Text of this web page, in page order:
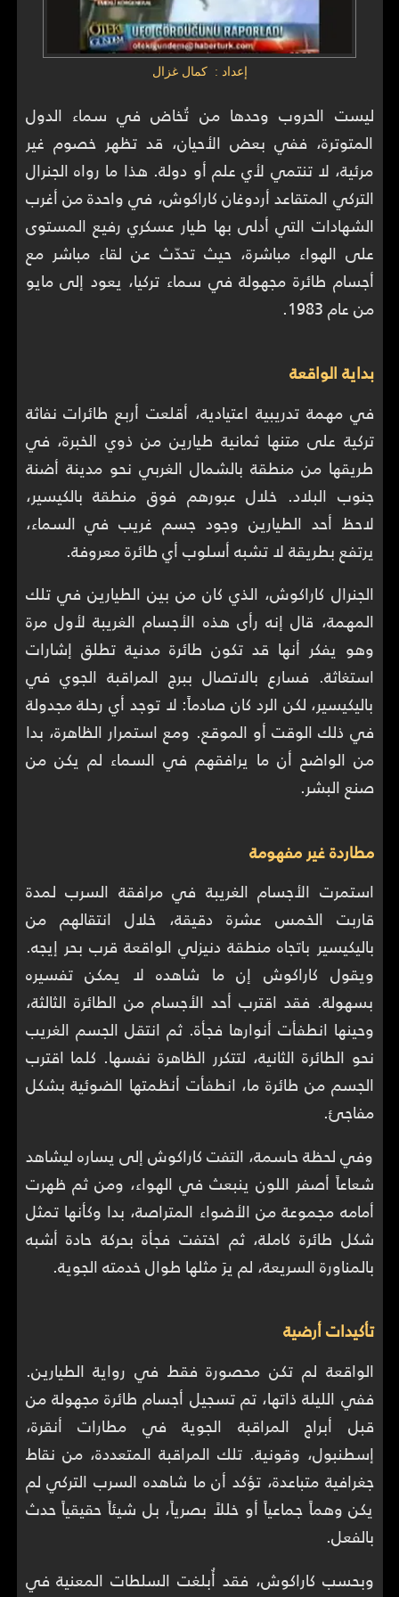
إعداد : كمال غزال
ليست الحروب وحدها من تُخاض في سماء الدول
المتوترة، ففي بعض الأحيان، قد تظهر خصوم غير
مرئية، لا تنتمي لأي علم أو دولة. هذا ما رواه الجنرال
التركي المتقاعد أردوغان كاراكوش، في واحدة من أغرب
الشهادات التي أدلى بها طيار عسكري رفيع المستوى
على الهواء مباشرة، حيث تحدّث عن لقاء مباشر مع
أجسام طائرة مجهولة في سماء تركيا، يعود إلى مايو
من عام 1983.
بداية الواقعة
في مهمة تدريبية اعتيادية، أقلعت أربع طائرات نفاثة
تركية على متنها ثمانية طيارين من ذوي الخبرة، في
طريقها من منطقة بالشمال الغربي نحو مدينة أضنة
جنوب البلاد. خلال عبورهم فوق منطقة بالكيسير،
لاحظ أحد الطيارين وجود جسم غريب في السماء،
يرتفع بطريقة لا تشبه أسلوب أي طائرة معروفة.
الجنرال كاراكوش، الذي كان من بين الطيارين في تلك
المهمة، قال إنه رأى هذه الأجسام الغريبة لأول مرة
وهو يفكر أنها قد تكون طائرة مدنية تطلق إشارات
استغاثة. فسارع بالاتصال ببرج المراقبة الجوي في
باليكيسير، لكن الرد كان صادماً: لا توجد أي رحلة مجدولة
في ذلك الوقت أو الموقع. ومع استمرار الظاهرة، بدا
من الواضح أن ما يرافقهم في السماء لم يكن من
صنع البشر.
مطاردة غير مفهومة
استمرت الأجسام الغريبة في مرافقة السرب لمدة
قاربت الخمس عشرة دقيقة، خلال انتقالهم من
باليكيسير باتجاه منطقة دنيزلي الواقعة قرب بحر إيجه.
ويقول كاراكوش إن ما شاهده لا يمكن تفسيره
بسهولة. فقد اقترب أحد الأجسام من الطائرة الثالثة،
وحينها انطفأت أنوارها فجأة. ثم انتقل الجسم الغريب
نحو الطائرة الثانية، لتتكرر الظاهرة نفسها. كلما اقترب
الجسم من طائرة ما، انطفأت أنظمتها الضوئية بشكل
مفاجئ.
وفي لحظة حاسمة، التفت كاراكوش إلى يساره ليشاهد
شعاعاً أصفر اللون ينبعث في الهواء، ومن ثم ظهرت
أمامه مجموعة من الأضواء المتراصة، بدا وكأنها تمثل
شكل طائرة كاملة، ثم اختفت فجأة بحركة حادة أشبه
بالمناورة السريعة، لم يرَ مثلها طوال خدمته الجوية.
تأكيدات أرضية
الواقعة لم تكن محصورة فقط في رواية الطيارين.
ففي الليلة ذاتها، تم تسجيل أجسام طائرة مجهولة من
قبل أبراج المراقبة الجوية في مطارات أنقرة،
إسطنبول، وقونية. تلك المراقبة المتعددة، من نقاط
جغرافية متباعدة، تؤكد أن ما شاهده السرب التركي لم
يكن وهماً جماعياً أو خللاً بصرياً، بل شيئاً حقيقياً حدث
بالفعل.
وبحسب كاراكوش، فقد أُبلغت السلطات المعنية في